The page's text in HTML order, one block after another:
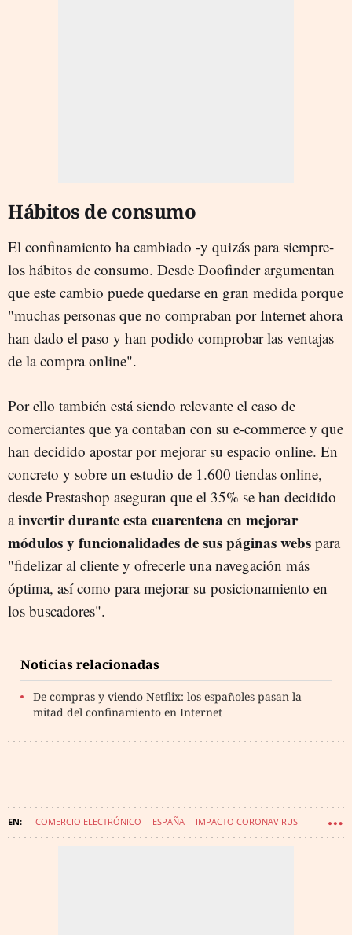
Hábitos de consumo
El confinamiento ha cambiado -y quizás para siempre-
los hábitos de consumo. Desde Doofinder argumentan
que este cambio puede quedarse en gran medida porque
"muchas personas que no compraban por Internet ahora
han dado el paso y han podido comprobar las ventajas
de la compra online".
Por ello también está siendo relevante el caso de
comerciantes que ya contaban con su e-commerce y que
han decidido apostar por mejorar su espacio online. En
concreto y sobre un estudio de 1.600 tiendas online,
desde Prestashop aseguran que el 35% se han decidido
ainvertir durante esta cuarentena en mejorar
módulos y funcionalidades de sus páginas webs para
"fidelizar al cliente y ofrecerle una navegación más
óptima, así como para mejorar su posicionamiento en
los buscadores".
Noticias relacionadas
De compras y viendo Netflix: los españoles pasan la
mitad del confinamiento en Internet
COMERCIO ELECTRÓNICO ESPAÑA IMPACTO CORONAVIRUS